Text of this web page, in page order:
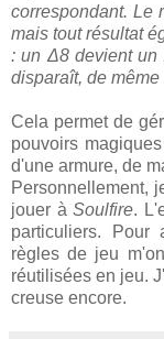
correspondant. Le
mais tout résultat
: un Δ8 devient
disparaît, de
Cela permet de
pouvoirs
d'une armure, de
Personnellement,
jouer àSoulfire.
particuliers.
règles de jeu
réutilisées en jeu.
creuse encore.